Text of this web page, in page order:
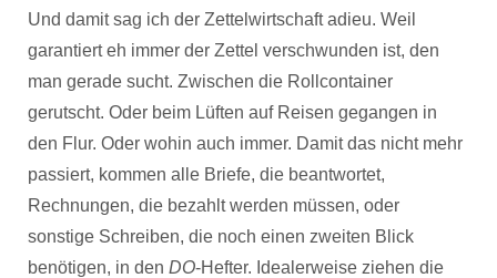
Und damit sag ich der Zettelwirtschaft adieu. Weil
garantiert eh immer der Zettel verschwunden ist, den
man gerade sucht. Zwischen die Rollcontainer
gerutscht. Oder beim Lüften auf Reisen gegangen in
den Flur. Oder wohin auch immer. Damit das nicht mehr
passiert, kommen alle Briefe, die beantwortet,
Rechnungen, die bezahlt werden müssen, oder
sonstige Schreiben, die noch einen zweiten Blick
benötigen, in den DO-Hefter. Idealerweise ziehen die